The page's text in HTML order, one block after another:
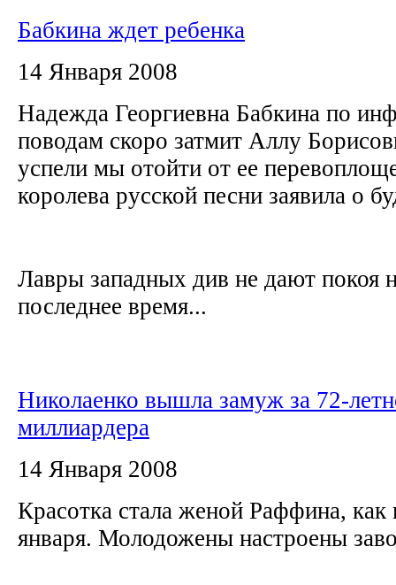
Бабкина ждет ребенка
14 Января 2008
Надежда Георгиевна Бабкина по
поводам скоро затмит Аллу
успели мы отойти от ее
королева русской песни заявила о
Лавры западных див не дают покоя
последнее время...
Николаенко вышла замуж за 72-
миллиардера
14 Января 2008
Красотка стала женой Раффина, как
января. Молодожены настроены